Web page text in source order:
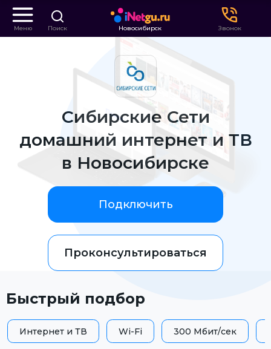
Меню Поиск Новосибирск Звонок
Сибирские Сети
домашний интернет и ТВ
в Новосибирске
Подключить
Проконсультироваться
Быстрый подбор
Интернет и ТВ Wi-Fi 300 Мбит/сек